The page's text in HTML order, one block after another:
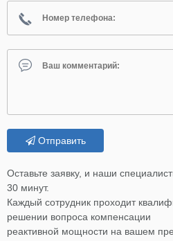
Отправить
Оставьте заявку, и наши
30 минут.
Каждый сотрудник проходит
решении вопроса компенсации
реактивной мощности на вашем